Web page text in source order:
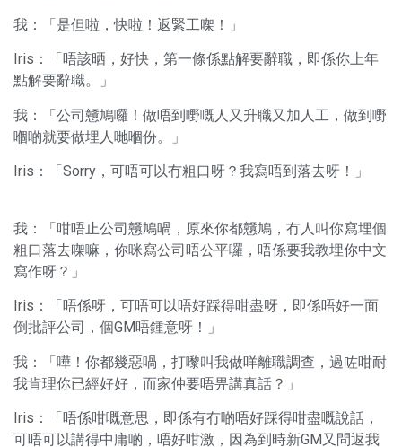
我：「是但啦，快啦！返緊工㗎！」
Iris：「唔該晒，好快，第一條係點解要辭職，即係你上年
點解要辭職。」
我：「公司戇鳩囉！做唔到嘢嘅人又升職又加人工，做到嘢
嗰啲就要做埋人哋嗰份。」
Iris：「Sorry，可唔可以冇粗口呀？我寫唔到落去呀！」
我：「咁唔止公司戇鳩喎，原來你都戇鳩，冇人叫你寫埋個
粗口落去㗎嘛，你咪寫公司唔公平囉，唔係要我教埋你中文
寫作呀？」
Iris：「唔係呀，可唔可以唔好踩得咁盡呀，即係唔好一面
倒批評公司，個GM唔鍾意呀！」
我：「嘩！你都幾惡喎，打嚟叫我做咩離職調查，過咗咁耐
我肯理你已經好好，而家仲要唔畀講真話？」
Iris：「唔係咁嘅意思，即係有冇啲唔好踩得咁盡嘅說話，
可唔可以講得中庸啲，唔好咁激，因為到時新GM又問返我